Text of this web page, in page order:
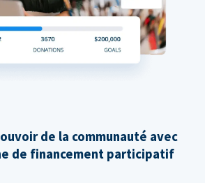
de la communauté avec
de financement participatif